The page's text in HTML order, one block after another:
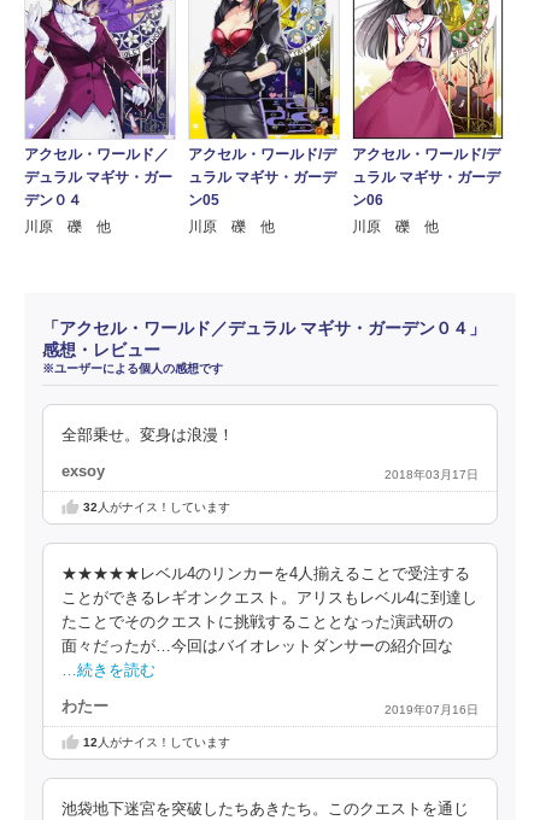
アクセル・ワールド／
デュラル マギサ・ガー
デン０４
川原 礫 他
アクセル・ワールド/デ
ュラル マギサ・ガーデ
ン05
川原 礫 他
アクセル・ワールド/デ
ュラル マギサ・ガーデ
ン06
川原 礫 他
「アクセル・ワールド／デュラル マギサ・ガーデン０４」
感想・レビュー
※ユーザーによる個人の感想です
全部乗せ。変身は浪漫！
exsoy 2018年03月17日
32 人がナイス！しています
★★★★★レベル4のリンカーを4人揃えることで受注する
ことができるレギオンクエスト。アリスもレベル4に到達し
たことでそのクエストに挑戦することとなった演武研の
面々だったが…今回はバイオレットダンサーの紹介回な
…続きを読む
わたー 2019年07月16日
12 人がナイス！しています
池袋地下迷宮を突破したちあきたち。このクエストを通じ